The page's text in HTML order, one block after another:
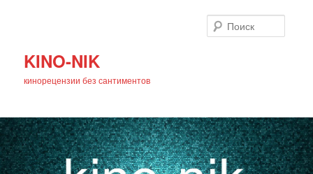
KINO-NIK
кинорецензии без сантиментов